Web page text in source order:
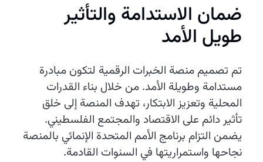
ضمان الاستدامة والتأثير
طويل الأمد
تم تصميم منصة الخبرات الرقمية لتكون مبادرة
مستدامة وطويلة الأمد. من خلال بناء القدرات
المحلية وتعزيز الابتكار، تهدف المنصة إلى خلق
تأثير دائم على الاقتصاد والمجتمع الفلسطيني.
يضمن التزام برنامج الأمم المتحدة الإنمائي بالمنصة
نجاحها واستمراريتها في السنوات القادمة.